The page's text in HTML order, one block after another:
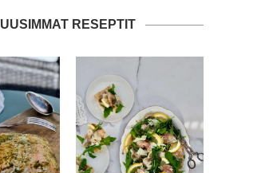
UUSIMMAT RESEPTIT